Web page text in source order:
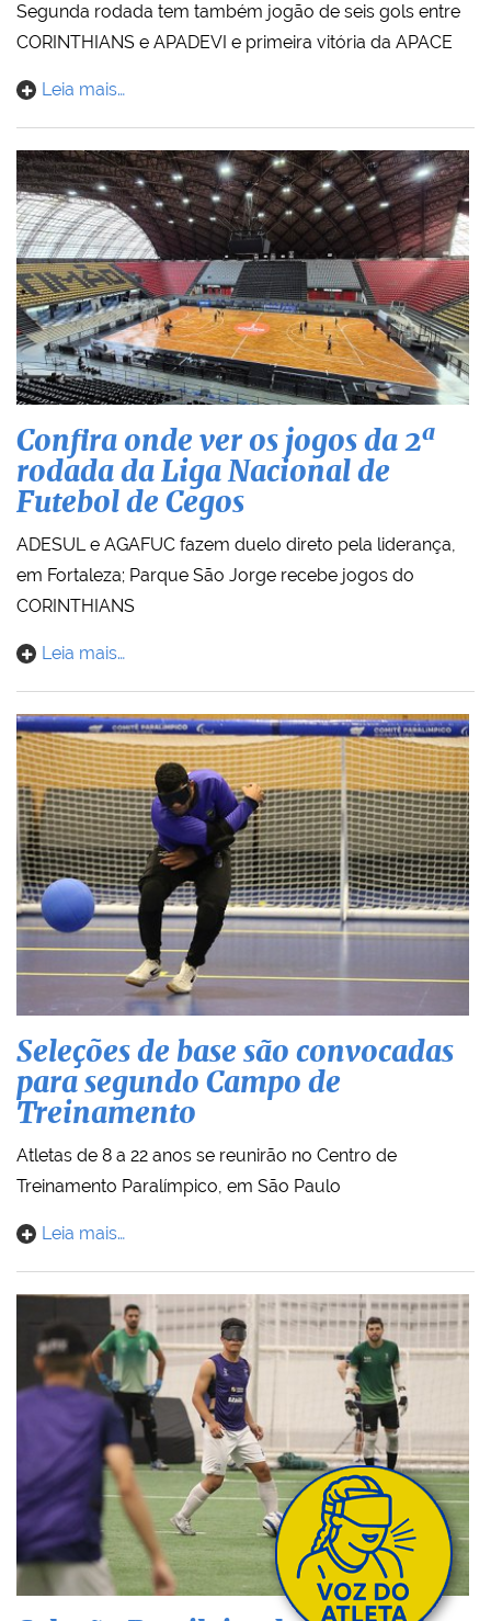
Segunda rodada tem também jogão de seis gols entre
CORINTHIANS e APADEVI e primeira vitória da APACE
Leia mais…
Confira onde ver os jogos da 2ª
rodada da Liga Nacional de
Futebol de Cegos
ADESUL e AGAFUC fazem duelo direto pela liderança,
em Fortaleza; Parque São Jorge recebe jogos do
CORINTHIANS
Leia mais…
Seleções de base são convocadas
para segundo Campo de
Treinamento
Atletas de 8 a 22 anos se reunirão no Centro de
Treinamento Paralímpico, em São Paulo
Leia mais…